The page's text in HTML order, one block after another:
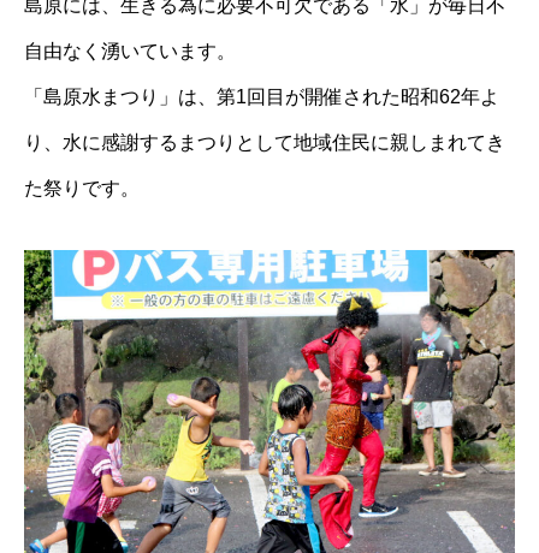
島原には、生きる為に必要不可欠である「水」が毎日不
自由なく湧いています。
「島原水まつり」は、第1回目が開催された昭和62年よ
り、水に感謝するまつりとして地域住民に親しまれてき
た祭りです。